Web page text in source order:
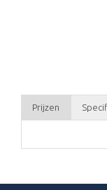
Prijzen